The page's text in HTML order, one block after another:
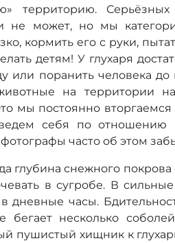
территорию.
не может, но мы
кормить его с руки,
детям! У глухаря
или поранить человека
на территории
мы постоянно
себя по отношению
часто об этом
глубина снежного
в сугробе. В
дневные часы.
несколько
пушистый хищник к